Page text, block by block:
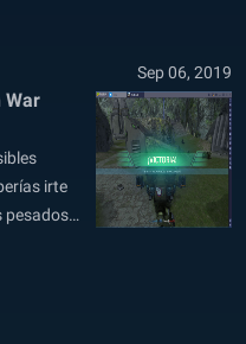
a crear
días
Sep 06, 2019
War
irte
pesados?